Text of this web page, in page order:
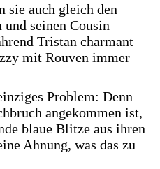
sie auch gleich den
seinen Cousin
Tristan charmant
mit Rouven immer
Problem: Denn
angekommen ist,
blaue Blitze aus ihren
Ahnung, was das zu